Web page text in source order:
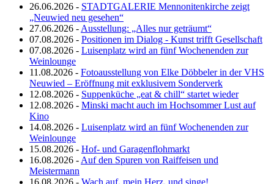
26.06.2026 - STADTGALERIE Mennonitenkirche zeigt
„Neuwied neu gesehen“
27.06.2026 - Ausstellung: „Alles nur geträumt“
07.08.2026 - Positionen im Dialog - Kunst trifft Gesellschaft
07.08.2026 - Luisenplatz wird an fünf Wochenenden zur
Weinlounge
11.08.2026 - Fotoausstellung von Elke Döbbeler in der VHS
Neuwied – Eröffnung mit exklusivem Sonderverk
12.08.2026 - Suppenküche „eat & chill“ startet wieder
12.08.2026 - Minski macht auch im Hochsommer Lust auf
Kino
14.08.2026 - Luisenplatz wird an fünf Wochenenden zur
Weinlounge
15.08.2026 - Hof- und Garagenflohmarkt
16.08.2026 - Auf den Spuren von Raiffeisen und
Meistermann
16.08.2026 - Wach auf, mein Herz, und singe!